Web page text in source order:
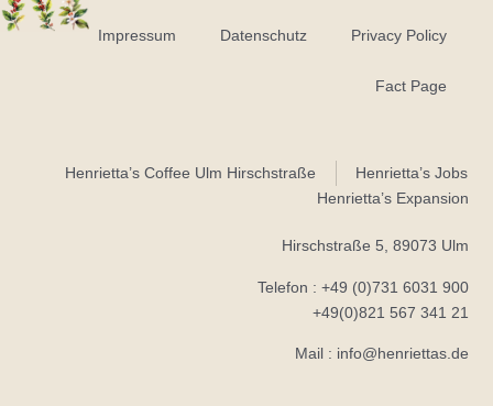
Impressum Datenschutz Privacy Policy
Fact Page
Henrietta’s Coffee Ulm Hirschstraße
Henrietta’s Jobs
Henrietta’s Expansion
Hirschstraße 5, 89073 Ulm​
Telefon : +49 (0)731 6031 900
+49(0)821 567 341 21
Mail : info@henriettas.de